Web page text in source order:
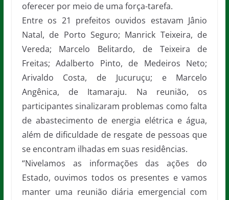
oferecer por meio de uma força-tarefa.
Entre os 21 prefeitos ouvidos estavam Jânio
Natal, de Porto Seguro; Manrick Teixeira, de
Vereda; Marcelo Belitardo, de Teixeira de
Freitas; Adalberto Pinto, de Medeiros Neto;
Arivaldo Costa, de Jucuruçu; e Marcelo
Angênica, de Itamaraju. Na reunião, os
participantes sinalizaram problemas como falta
de abastecimento de energia elétrica e água,
além de dificuldade de resgate de pessoas que
se encontram ilhadas em suas residências.
“Nivelamos as informações das ações do
Estado, ouvimos todos os presentes e vamos
manter uma reunião diária emergencial com